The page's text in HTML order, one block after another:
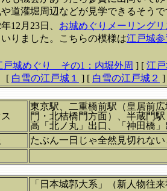
道灌堀周辺などが見学できるそう
12月23日、 お城めぐりメーリング
りました。こちらの模様は江戸城
戸城めぐり その1：内堀外周 ] [ 江
[ 白雪の江戸城１ ] [ 白雪の江戸城２ ]
東京駅、二重橋前駅（皇居前
門・北桔橋門方面）、半蔵門
高「北ノ丸」出口、「神田橋
たぶん一日じゃ全然見切れな
「日本城郭大系」（新人物往